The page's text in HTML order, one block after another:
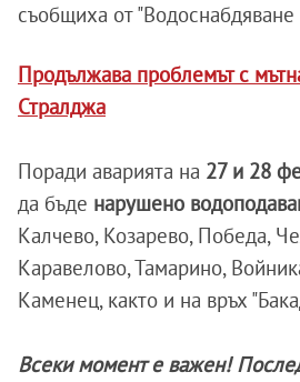
съобщиха от "Водоснабдяване
Продължава проблемът с
Стралджа
Поради аварията на 27 и 28
да бъде нарушено
Калчево, Козарево, Победа,
Каравелово, Тамарино,
Каменец, както и на връх
Всеки момент е важен!